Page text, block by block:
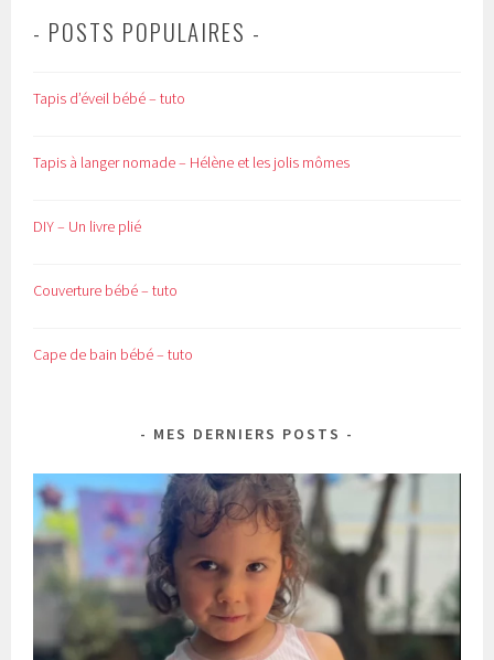
- POSTS POPULAIRES -
Tapis d’éveil bébé – tuto
Tapis à langer nomade – Hélène et les jolis mômes
DIY – Un livre plié
Couverture bébé – tuto
Cape de bain bébé – tuto
MES DERNIERS POSTS